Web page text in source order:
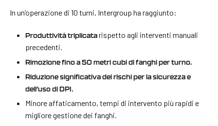
In un’operazione di 10 turni, Intergroup ha raggiunto:
Produttività triplicatarispetto agli interventi manuali
precedenti.
Rimozione fino a 50 metri cubi di fanghi per turno.
Riduzione significativa dei rischi per la sicurezza e
dell’uso di DPI.
Minore affaticamento, tempi di intervento più rapidi e
migliore gestione dei fanghi.